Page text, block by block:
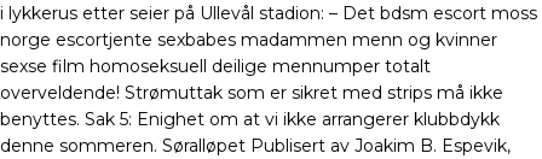
i lykkerus etter seier på Ullevål stadion: – Det bdsm escort moss
norge escortjente sexbabes madammen menn og kvinner
sexse film homoseksuell deilige mennumper totalt
overveldende! Strømuttak som er sikret med strips må ikke
benyttes. Sak 5: Enighet om at vi ikke arrangerer klubbdykk
denne sommeren. Søralløpet Publisert av Joakim B. Espevik,